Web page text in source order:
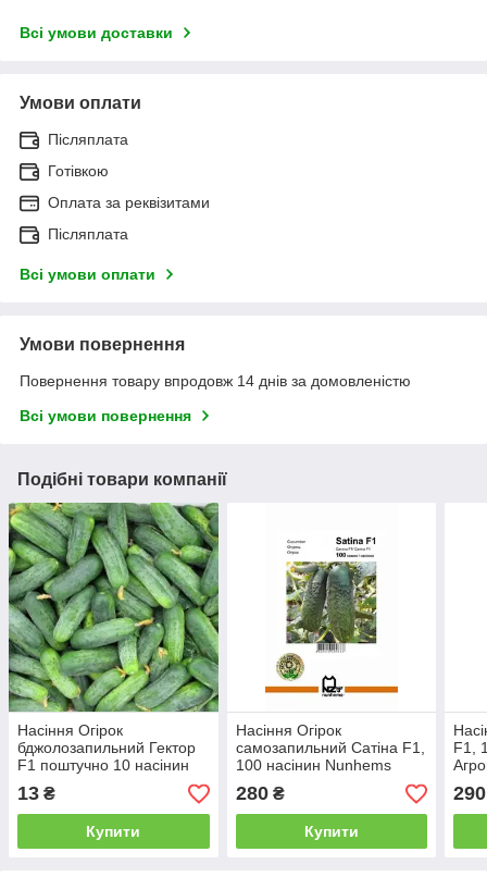
Всі умови доставки
Умови оплати
Післяплата
Готівкою
Оплата за реквізитами
Післяплата
Всі умови оплати
Умови повернення
Повернення товару впродовж 14 днів за домовленістю
Всі умови повернення
Подібні товари компанії
Насіння Огірок
бджолозапильний Гектор
F1 поштучно 10 насінин
Nunhems
13 ₴
Купити
Насіння Огірок
самозапильний Сатіна F1,
100 насінин Nunhems
Агропак
280₴
Купити
F1,
290